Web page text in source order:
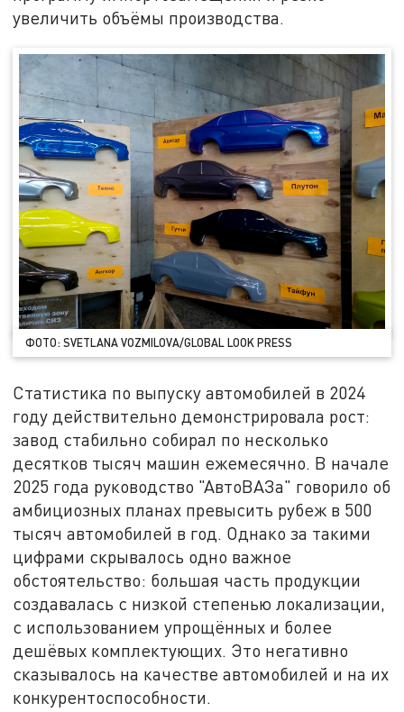
увеличить объёмы производства.
ФОТО: SVETLANA VOZMILOVA/GLOBAL LOOK PRESS
Статистика по выпуску автомобилей в 2024
году действительно демонстрировала рост:
завод стабильно собирал по несколько
десятков тысяч машин ежемесячно. В начале
2025 года руководство "АвтоВАЗа" говорило об
амбициозных планах превысить рубеж в 500
тысяч автомобилей в год. Однако за такими
цифрами скрывалось одно важное
обстоятельство: большая часть продукции
создавалась с низкой степенью локализации,
с использованием упрощённых и более
дешёвых комплектующих. Это негативно
сказывалось на качестве автомобилей и на их
конкурентоспособности.